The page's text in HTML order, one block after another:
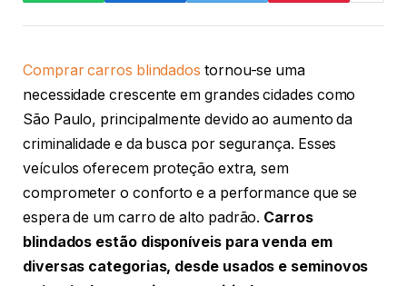
Comprar carros blindados tornou-se uma
necessidade crescente em grandes cidades como
São Paulo, principalmente devido ao aumento da
criminalidade e da busca por segurança. Esses
veículos oferecem proteção extra, sem
comprometer o conforto e a performance que se
espera de um carro de alto padrão. Carros
blindados estão disponíveis para venda em
diversas categorias, desde usados e seminovos